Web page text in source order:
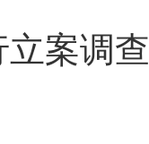
案调